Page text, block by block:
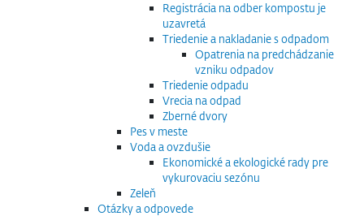
Registrácia na odber kompostu je
uzavretá
Triedenie a nakladanie s odpadom
Opatrenia na predchádzanie
vzniku odpadov
Triedenie odpadu
Vrecia na odpad
Zberné dvory
Pes v meste
Voda a ovzdušie
Ekonomické a ekologické rady pre
vykurovaciu sezónu
Zeleň
Otázky a odpovede